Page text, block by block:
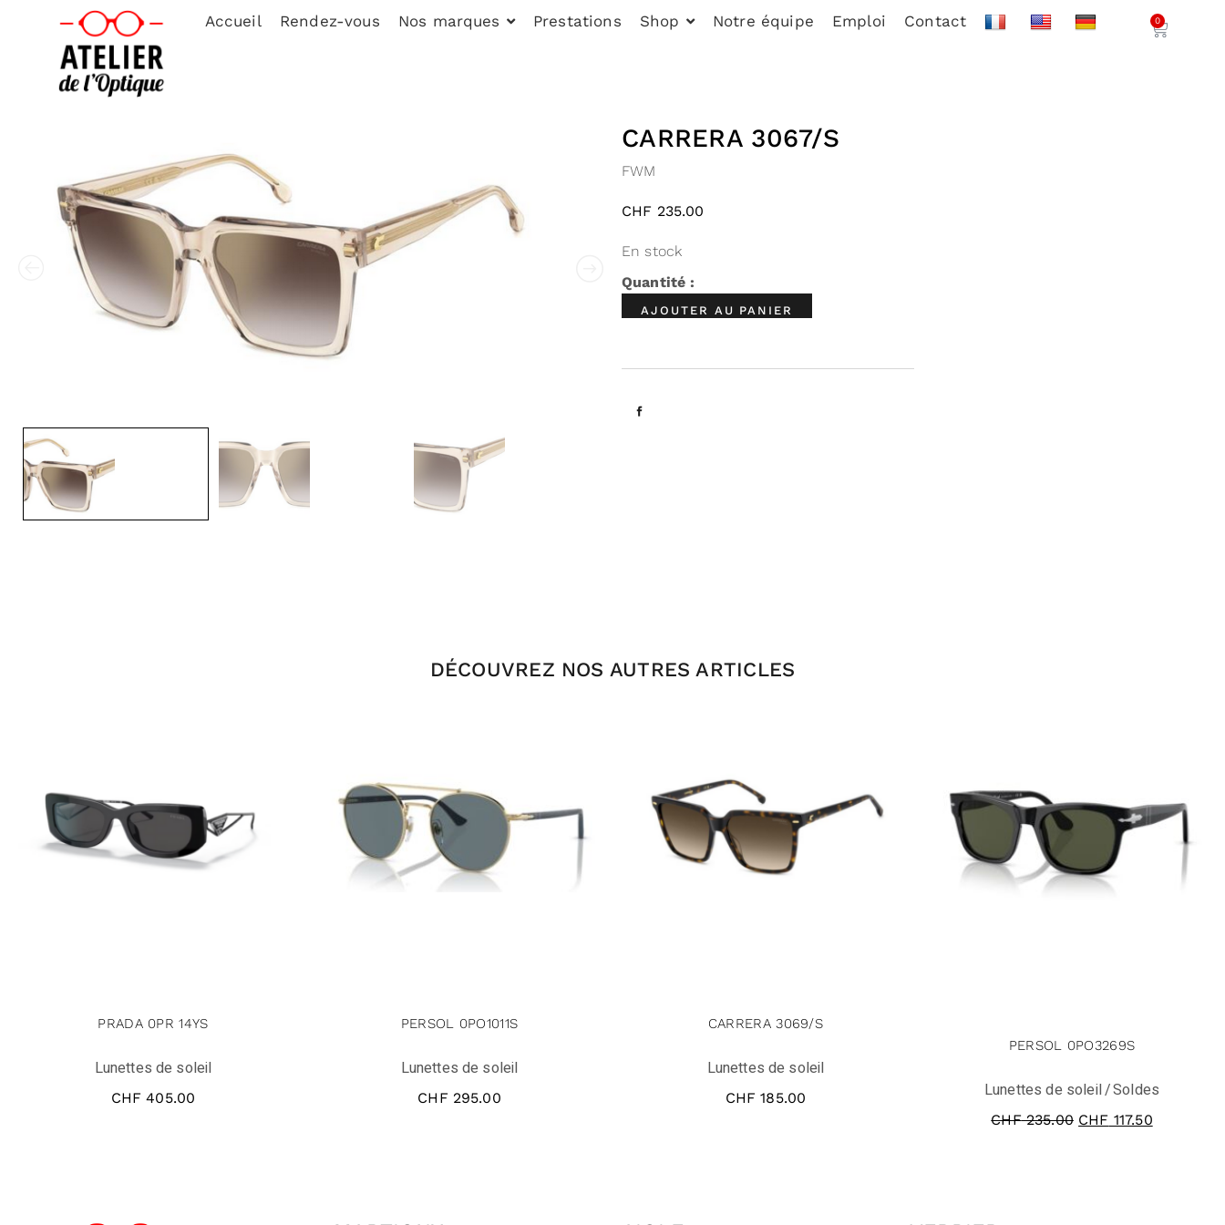
Accueil Rendez-vous Nos marques Prestations Shop Notre équipe Emploi Contact 0
CARRERA 3067/S
FWM
CHF 235.00
En stock
AJOUTER AU PANIER
DÉCOUVREZ NOS AUTRES ARTICLES
PRADA 0PR 14YS
Lunettes de soleil
CHF 405.00
PERSOL 0PO1011S
Lunettes de soleil
CHF 295.00
CARRERA 3069/S
Lunettes de soleil
CHF 185.00
PERSOL 0PO3269S
Lunettes de soleil Soldes
CHF235.00 CHF 117.50